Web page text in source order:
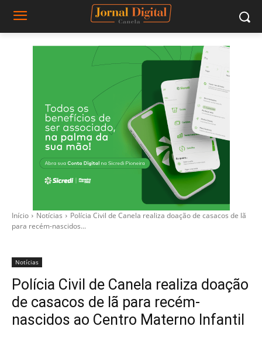
Início Notícias
Polícia Civil de Canela realiza doação de casacos de lã
para recém-nascidos...
Notícias
Polícia Civil de Canela realiza doação
de casacos de lã para recém-
nascidos ao Centro Materno Infantil